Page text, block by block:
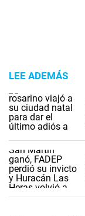
LEE ADEMÁS